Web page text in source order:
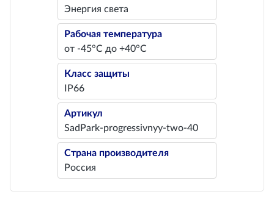
Энергия света
Рабочая температура
от -45°С до +40°С
Класс защиты
IP66
Артикул
SadPark-progressivnyy-two-40
Страна производителя
Россия